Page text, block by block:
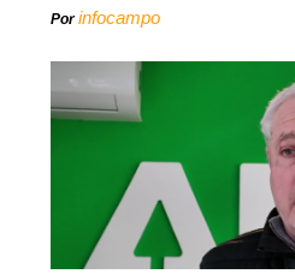
Porinfocampo